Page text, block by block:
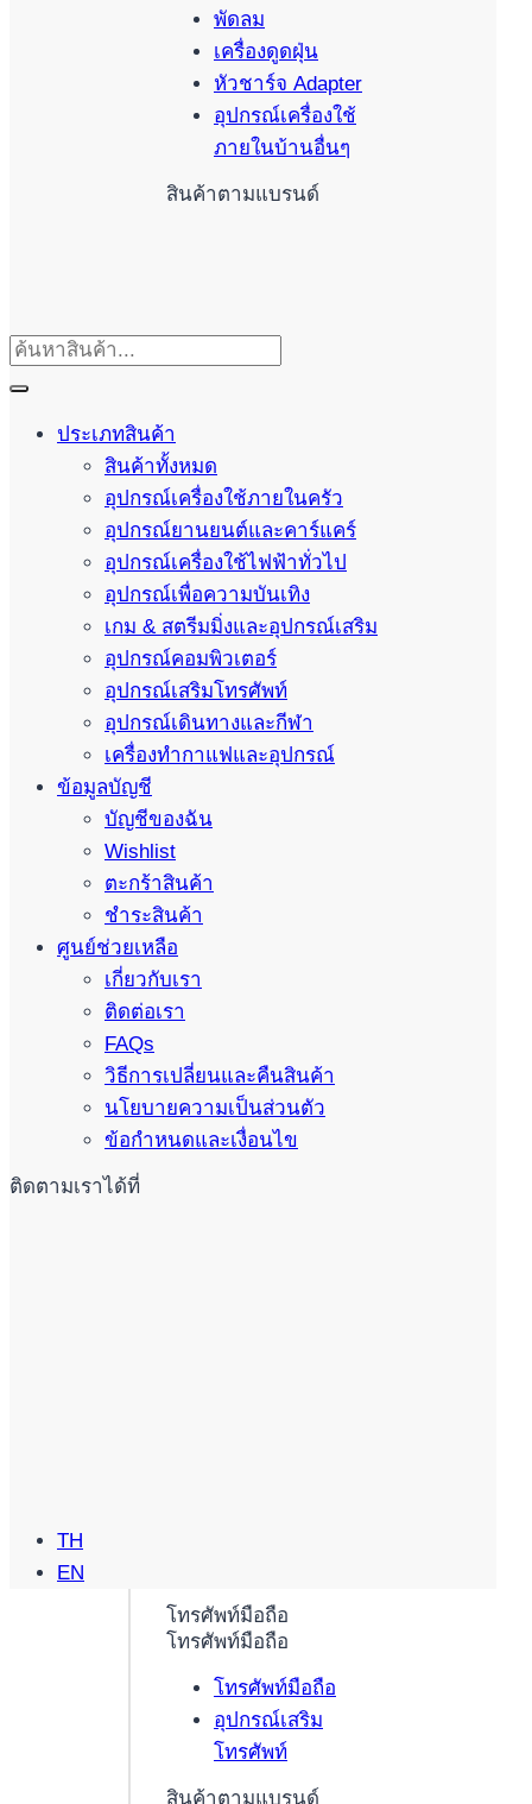
พัดลม
เครื่องดูดฝุ่น
หัวชาร์จ Adapter
อุปกรณ์เครื่องใช้
ภายในบ้านอื่นๆ
สินค้าตามแบรนด์
โทรศัพท์มือถือ
โทรศัพท์มือถือ
โทรศัพท์มือถือ
อุปกรณ์เสริม
โทรศัพท์
สินค้าตามแบรนด์
ประเภทสินค้า
สินค้าทั้งหมด
อุปกรณ์เครื่องใช้ภายในครัว
อุปกรณ์ยานยนต์และคาร์แคร์
อุปกรณ์เครื่องใช้ไฟฟ้าทั่วไป
อุปกรณ์เพื่อความบันเทิง
เกม & สตรีมมิ่งและอุปกรณ์เสริม
อุปกรณ์คอมพิวเตอร์
อุปกรณ์เสริมโทรศัพท์
อุปกรณ์เดินทางและกีฬา
เครื่องทำกาแฟและอุปกรณ์
ข้อมูลบัญชี
บัญชีของฉัน
Wishlist
ตะกร้าสินค้า
ชำระสินค้า
ศูนย์ช่วยเหลือ
เกี่ยวกับเรา
ติดต่อเรา
FAQs
วิธีการเปลี่ยนและคืนสินค้า
นโยบายความเป็นส่วนตัว
ข้อกำหนดและเงื่อนไข
ติดตามเราได้ที่
TH
EN